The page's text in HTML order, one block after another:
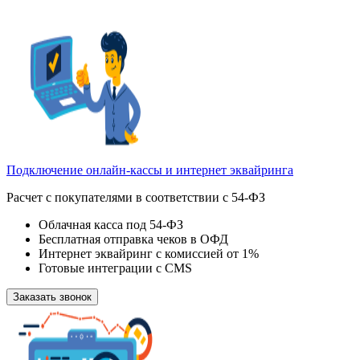
Подключение онлайн‑кассы и интернет эквайринга
Расчет с покупателями в соответствии с 54-ФЗ
Облачная касса под 54-ФЗ
Бесплатная отправка чеков в ОФД
Интернет эквайринг с комиссией от 1%
Готовые интеграции с CMS
Заказать звонок